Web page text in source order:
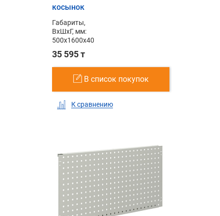
косынок
Габариты,
ВxШxГ, мм:
500x1600x40
35 595 т
В список покупок
К сравнению